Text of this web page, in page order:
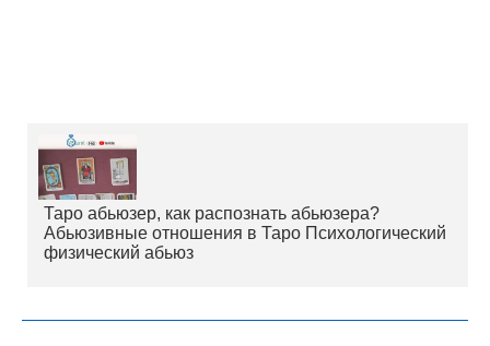
Таро абьюзер, как распознать абьюзера?
Абьюзивные отношения в Таро Психологический
физический абьюз